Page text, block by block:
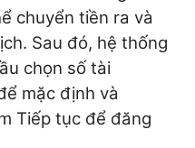
chuyển tiền ra và
Sau đó, hệ thống
chọn số tài
mặc định và
Tiếp tục để đăng